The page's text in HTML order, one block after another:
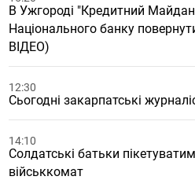
В Ужгороді "Кредитний
Національного банку
ВІДЕО)
12:30
Сьогодні закарпатські
14:10
Солдатські батьки
військкомат